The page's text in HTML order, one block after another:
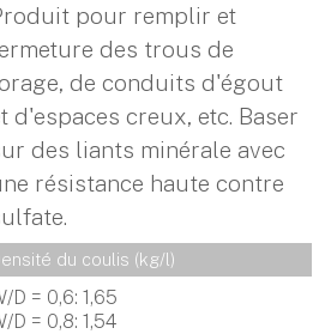
pour remplir et
des trous de
de conduits d'égout
d'espaces creux, etc. Baser
des liants minérale avec
résistance haute contre
du coulis (kg/l)
D = 0,6: 1,65
D = 0,8: 1,54